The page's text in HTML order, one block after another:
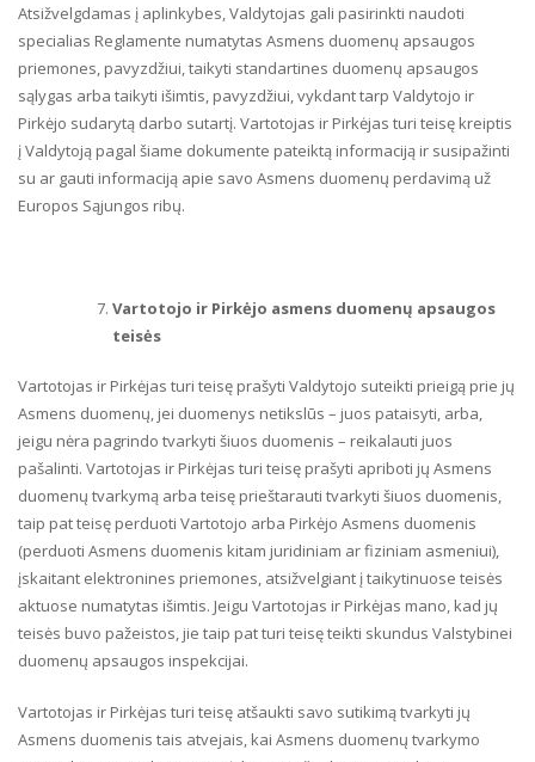
Atsižvelgdamas į aplinkybes, Valdytojas gali pasirinkti naudoti
specialias Reglamente numatytas Asmens duomenų apsaugos
priemones, pavyzdžiui, taikyti standartines duomenų apsaugos
sąlygas arba taikyti išimtis, pavyzdžiui, vykdant tarp Valdytojo ir
Pirkėjo sudarytą darbo sutartį. Vartotojas ir Pirkėjas turi teisę kreiptis
į Valdytoją pagal šiame dokumente pateiktą informaciją ir susipažinti
su ar gauti informaciją apie savo Asmens duomenų perdavimą už
Europos Sąjungos ribų.
Vartotojo ir Pirkėjo asmens duomenų apsaugos
teisės
Vartotojas ir Pirkėjas turi teisę prašyti Valdytojo suteikti prieigą prie jų
Asmens duomenų, jei duomenys netikslūs – juos pataisyti, arba,
jeigu nėra pagrindo tvarkyti šiuos duomenis – reikalauti juos
pašalinti. Vartotojas ir Pirkėjas turi teisę prašyti apriboti jų Asmens
duomenų tvarkymą arba teisę prieštarauti tvarkyti šiuos duomenis,
taip pat teisę perduoti Vartotojo arba Pirkėjo Asmens duomenis
(perduoti Asmens duomenis kitam juridiniam ar fiziniam asmeniui),
įskaitant elektronines priemones, atsižvelgiant į taikytinuose teisės
aktuose numatytas išimtis. Jeigu Vartotojas ir Pirkėjas mano, kad jų
teisės buvo pažeistos, jie taip pat turi teisę teikti skundus Valstybinei
duomenų apsaugos inspekcijai.
Vartotojas ir Pirkėjas turi teisę atšaukti savo sutikimą tvarkyti jų
Asmens duomenis tais atvejais, kai Asmens duomenų tvarkymo